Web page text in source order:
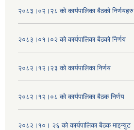
२०८३।०२।२८ को कार्यपालिका बैठको निर्णयहरु
२०८३।०१।०२ को कार्यपालिका बैठको निर्णय
२०८२।१२।२३ को कार्यपालिका निर्णय
२०८२।१२।०८ को कार्यपालिका बैठक निर्णय
२०८२।१०। २६ को कार्यपालिका बैठक माइन्युट